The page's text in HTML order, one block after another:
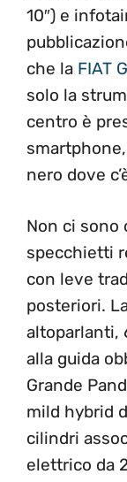
10″) e
che la FIAT
solo la
centro è
nero dove
Non ci sono
specchietti
con leve
posteriori.
altoparlanti,
alla guida
Grande
mild hybrid
cilindri
elettrico da